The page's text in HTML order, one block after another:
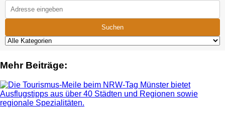
Suchen
Mehr Beiträge: